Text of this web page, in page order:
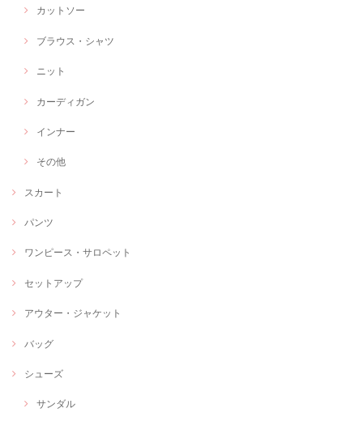
カットソー
ブラウス・シャツ
ニット
カーディガン
インナー
その他
スカート
パンツ
ワンピース・サロペット
セットアップ
アウター・ジャケット
バッグ
シューズ
サンダル